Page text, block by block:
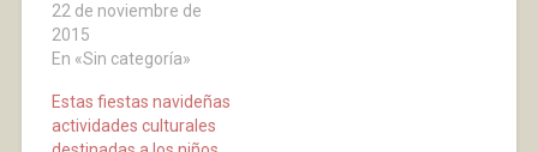
mundo de la magia, con
gran éxito de
participación.
taller de promoción a la
lectura a través de la
22 de noviembre de
2015
En «Sin categoría»
Estas fiestas navideñas
actividades culturales